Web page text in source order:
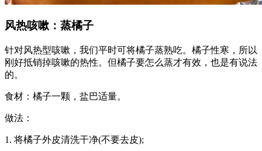
风热咳嗽：蒸橘子
针对风热型咳嗽，我们平时可将橘子蒸熟吃。橘子性寒，所以
刚好抵销掉咳嗽的热性。但橘子要怎么蒸才有效，也是有说法
的。
食材：橘子一颗，盐巴适量。
做法：
1. 将橘子外皮清洗干净(不要去皮);